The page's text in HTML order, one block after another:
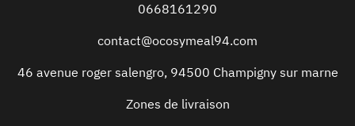
0668161290
contact@ocosymeal94.com
46 avenue roger salengro, 94500 Champigny sur marne
Zones de livraison